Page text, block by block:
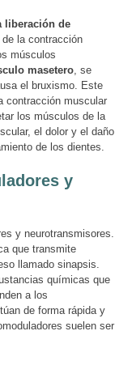
liberación de
de la contracción
músculos
masetero , se
el bruxismo. Este
contracción muscular
los músculos de la
el dolor y el daño
de los dientes.
y
y neurotransmisores.
que transmite
llamado sinapsis.
químicas que
a los
de forma rápida y
suelen ser